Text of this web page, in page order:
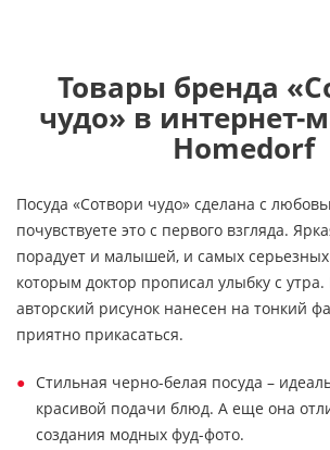
Товары бренда
чудо» в интернет-
Homedorf
Посуда «Сотвори чудо» сделана с
почувствуете это с первого взгляда.
порадует и малышей, и самых
которым доктор прописал улыбку с
авторский рисунок нанесен на тонкий
приятно прикасаться.
Стильная черно-белая посуда –
красивой подачи блюд. А еще она
создания модных фуд-фото.